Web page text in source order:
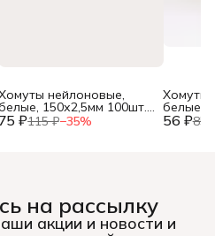
75 ₽115 ₽−35%
нейлоновые,
150х2,5мм 100шт.,
(уп.) 56 ₽85
Хомуты
белые,
(уп.)
на рассылку
акции и новости и